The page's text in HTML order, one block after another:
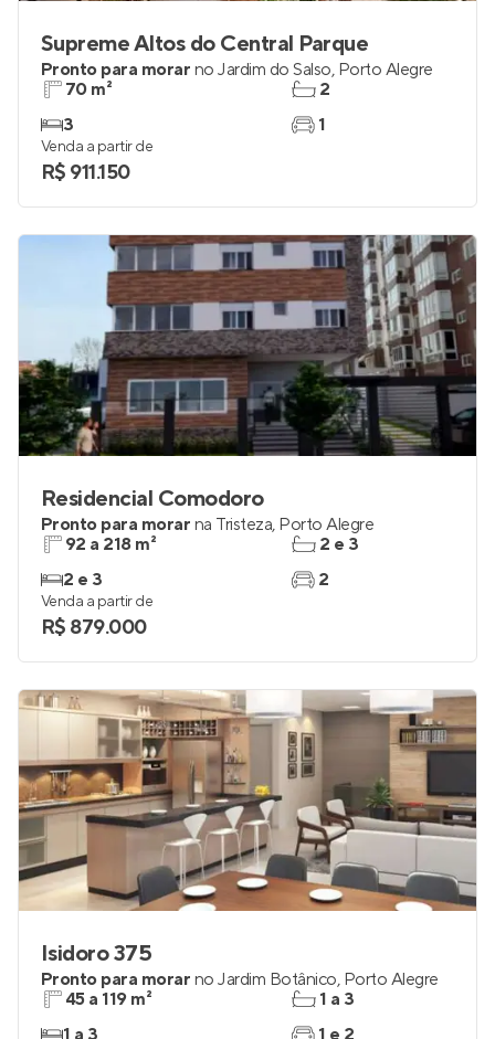
Supreme Altos do Central Parque
Pronto para morar no Jardim do Salso, Porto Alegre
70 m²
3
2
1
Venda a partir de
R$ 911.150
Residencial Comodoro
Pronto para morar na Tristeza, Porto Alegre
92 a 218 m²
2 e 3
2 e 3
2
Venda a partir de
R$ 879.000
Isidoro 375
Pronto para morar no Jardim Botânico, Porto Alegre
45 a 119 m²
1 a 3
1 a 3
1 e 2